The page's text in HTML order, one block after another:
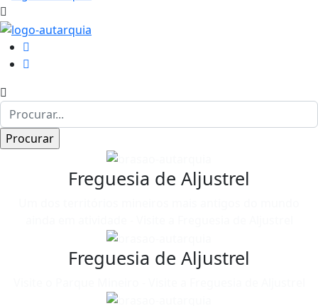
Freguesia de Aljustrel
Freguesia de Aljustrel